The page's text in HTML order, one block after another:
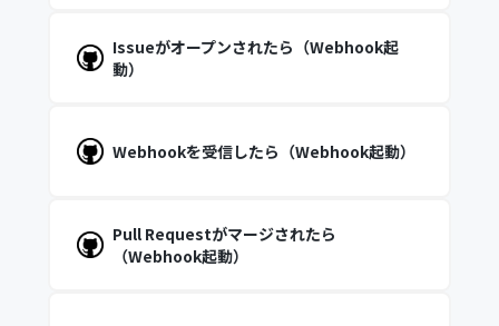
Issueがオープンされたら（Webhook起
動）
Webhookを受信したら（Webhook起動）
Pull Requestがマージされたら
（Webhook起動）